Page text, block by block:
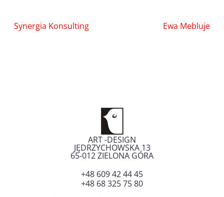
Nawigacja
Synergia Konsulting Ewa Mebluje
ART -DESIGN
JĘDRZYCHOWSKA 13
65-012ZIELONA GÓRA
+48 609 42 44 45
+48 68 325 75 80